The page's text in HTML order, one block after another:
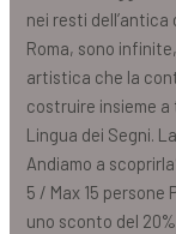
nei resti
Roma, sono
artistica che la
costruire insieme
Lingua dei Segni.
Andiamo a
5 / Max 15 persone
uno sconto del